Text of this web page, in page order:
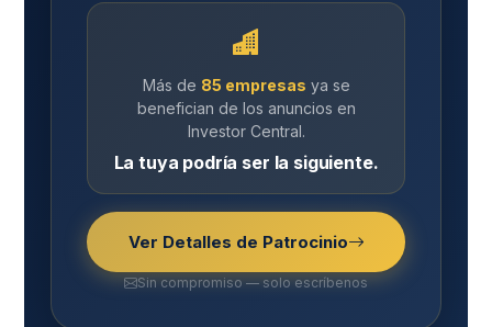
Más de 85 empresas ya se
benefician de los anuncios en
Investor Central.
La tuya podría ser la siguiente.
Ver Detalles de Patrocinio
Sin compromiso — solo escríbenos